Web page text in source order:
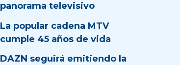
panorama televisivo
La popular cadena MTV
cumple 45 años de vida
DAZN seguirá emitiendo la